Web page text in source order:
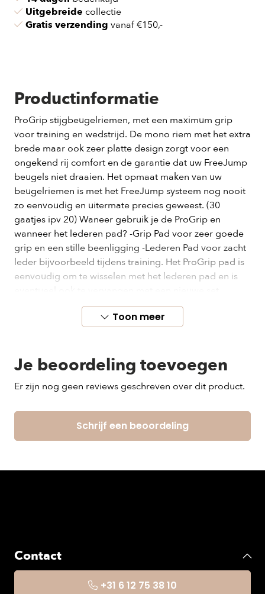
Uitgebreide collectie
Gratis verzending vanaf €150,-
Productinformatie
ProGrip stijgbeugelriemen, met een maximum grip
voor training en wedstrijd. De mono riem met het extra
brede maar ook zeer platte design zorgt voor een
ongekend rij comfort en de garantie dat uw FreeJump
beugels niet draaien. Het opmaat maken van uw
beugelriemen is met het FreeJump systeem nog nooit
zo eenvoudig en uitermate precies geweest. (30
gaatjes ipv 20) Waneer gebruik je de ProGrip en
wanneer het lederen pad? -Grip Pad voor zeer goede
grip en een stille beenligging -Lederen Pad voor zacht
leder bijvoorbeeld tijdens training. Het ProGrip pad is
eenvoudig om te wisselen met het lederen pad en is
ProGrip Pads. 3 maten afhankelijk van de lengte van de
ruiter: S L 1,75m en groter.Toon meer
Je beoordeling toevoegen
Er zijn nog geen reviews geschreven over dit product.
Schrijf een beoordeling
Contact
+31 6 12 75 38 10